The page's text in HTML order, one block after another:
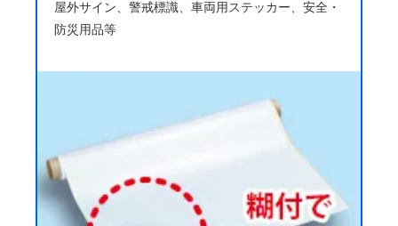
屋外サイン、警戒標識、車両用ステッカー、安全・
防災用品等